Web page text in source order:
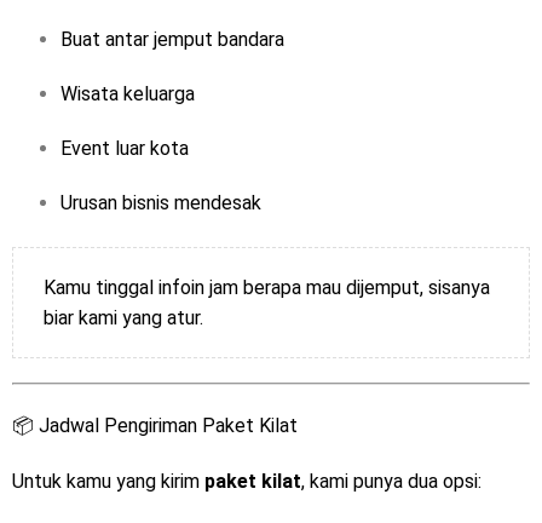
Buat antar jemput bandara
Wisata keluarga
Event luar kota
Urusan bisnis mendesak
Kamu tinggal infoin jam berapa mau dijemput, sisanya
biar kami yang atur.
📦 Jadwal Pengiriman Paket Kilat
Untuk kamu yang kirim paket kilat, kami punya dua opsi: